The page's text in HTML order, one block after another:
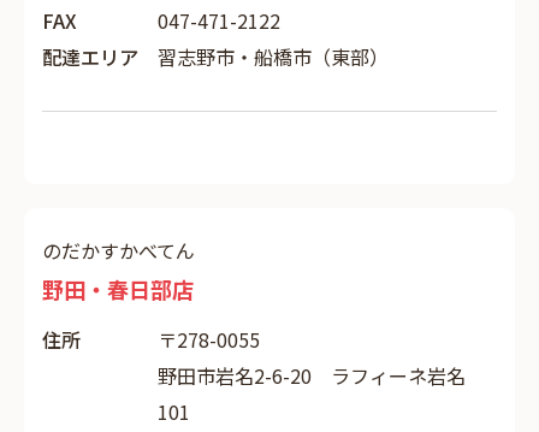
FAX
047-471-2122
配達エリア
習志野市・船橋市（東部）
のだかすかべてん
野田・春日部店
住所
〒278-0055
野田市岩名2-6-20 ラフィーネ岩名
101